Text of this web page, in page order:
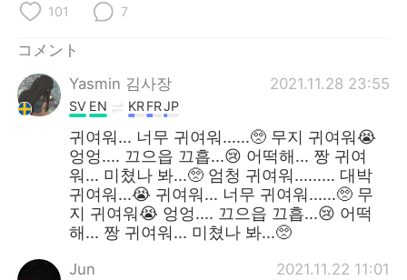
Русский
Indonesia
Türkçe Tiếng Việt
Português
101 7
コメント
Yasmin 김사장
2021.11.28 23:55
SV EN KRFRJP
귀여워... 너무 귀여워......🥺 무지 귀여워😭
엉엉.... 끄으읍 끄흡...😢 어떡해... 짱 귀여
워... 미쳤나 봐...🥺 엄청 귀여워......... 대박
귀여워...😭 귀여워... 너무 귀여워......🥺 무
지 귀여워😭 엉엉.... 끄으읍 끄흡...😢 어떡
해... 짱 귀여워... 미쳤나 봐...🥺
Jun 2021.11.22 11:01